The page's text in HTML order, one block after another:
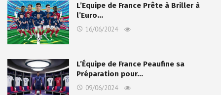
L’Equipe de France Prête à Briller à
l’Euro…
16/06/2024
L’Équipe de France Peaufine sa
Préparation pour…
09/06/2024